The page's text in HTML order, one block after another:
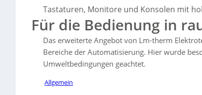
wird eine besonders flache19″-Tastatur-Monitorschublade
Tastatur und Touchpad vorgestellt, passend für kompakte
Schaltschränke sowie Kabelkonfektion,
Tastaturen, Monitore und Konsolen mit
Für die Bedienung in
Das erweiterte Angebot von Lm-therm
Bereiche der Automatisierung. Hier wurde
Umweltbedingungen geachtet.
Allgemein